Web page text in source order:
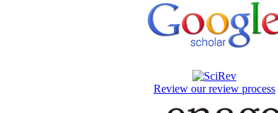
Review our review process